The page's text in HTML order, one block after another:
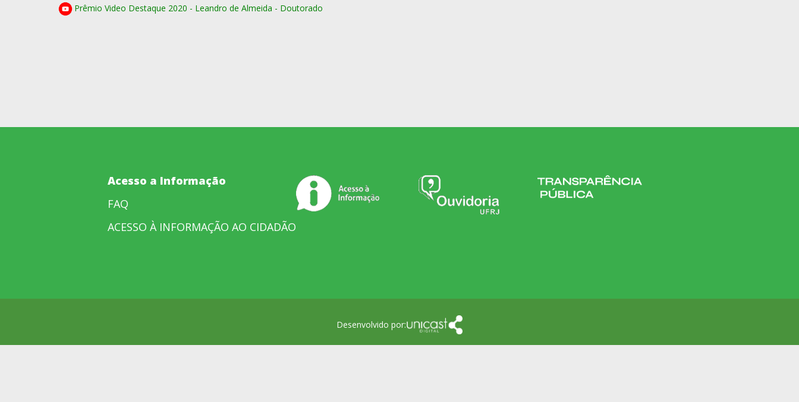
Prêmio Video Destaque 2020 - Leandro de Almeida - Doutorado
Acesso a Informação
FAQ
ACESSO À INFORMAÇÃO AO CIDADÃO
Desenvolvido por: